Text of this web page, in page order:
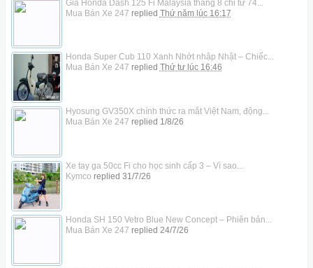
Giá Honda Dash 125 Fi Malaysia tháng 8 chỉ từ 74...
Mua Bán Xe 247 replied Thứ năm lúc 16:17
Honda Super Cub 110 Xanh Nhớt nhập Nhật – Chiếc...
Mua Bán Xe 247 replied Thứ tư lúc 16:46
Hyosung GV350X chính thức ra mắt Việt Nam, động...
Mua Bán Xe 247 replied 1/8/26
Xe tay ga 50cc Fi cho học sinh cấp 3 – Vì sao...
Kymco replied 31/7/26
Honda SH 150 Vetro Blue New Concept – Phiên bản...
Mua Bán Xe 247 replied 24/7/26